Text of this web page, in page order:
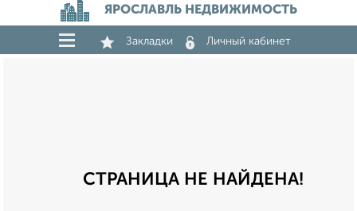
ЯРОСЛАВЛЬ НЕДВИЖИМОСТЬ
Закладки Личный кабинет
СТРАНИЦА НЕ НАЙДЕНА!